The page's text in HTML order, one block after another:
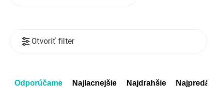
Radenie
Odporúčame Najlacnejšie Najdrahšie
Otvoriť filter
Výpis